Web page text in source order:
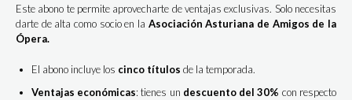
Este abono te permite aprovecharte de ventajas exclusivas. Solo necesitas
darte de alta como socio en la Asociación Asturiana de Amigos de la
Ópera.
El abono incluye los cinco títulos de la temporada.
Ventajas económicas: tienes un descuento del 30% con respecto